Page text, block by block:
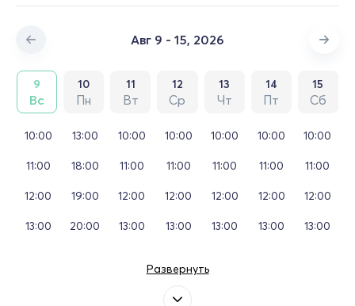
Авг 9 - 15, 2026
9
Вс
10
Пн
11
Вт
12
Ср
13
Чт
14
Пт
15
Сб
10:00
11:00
12:00
13:00
13:00
18:00
19:00
20:00
10:00
11:00
12:00
13:00
10:00
11:00
12:00
13:00
10:00
11:00
12:00
13:00
10:00
11:00
12:00
13:00
10:00
11:00
12:00
13:00
Развернуть